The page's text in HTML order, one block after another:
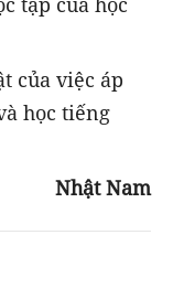
của việc áp
học tiếng
Nhật Nam